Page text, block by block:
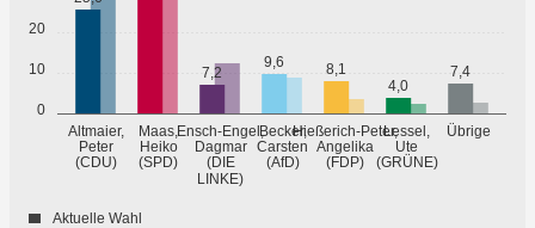
0
10
20
Altmaier,
Peter
(CDU)
Maas,
Heiko
(SPD)
Ensch-Engel,
Dagmar
(DIE
LINKE)
Becker,
Carsten
(AfD)
Hießerich-Peter,
Angelika
(FDP)
Lessel,
Ute
(GRÜNE)
Übrige
7,2
9,6
8,1
4,0
7,4
Aktuelle Wahl